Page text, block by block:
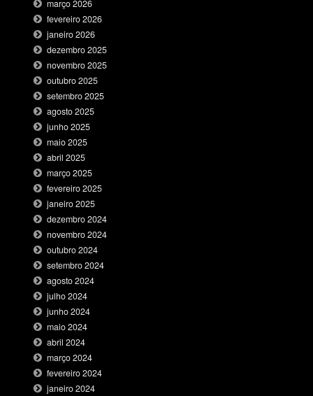
março 2026
fevereiro 2026
janeiro 2026
dezembro 2025
novembro 2025
outubro 2025
setembro 2025
agosto 2025
junho 2025
maio 2025
abril 2025
março 2025
fevereiro 2025
janeiro 2025
dezembro 2024
novembro 2024
outubro 2024
setembro 2024
agosto 2024
julho 2024
junho 2024
maio 2024
abril 2024
março 2024
fevereiro 2024
janeiro 2024